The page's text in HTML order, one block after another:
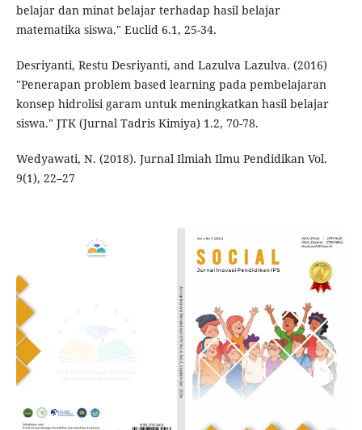
belajar dan minat belajar terhadap hasil belajar
matematika siswa." Euclid 6.1, 25-34.
Desriyanti, Restu Desriyanti, and Lazulva Lazulva. (2016)
"Penerapan problem based learning pada pembelajaran
konsep hidrolisi garam untuk meningkatkan hasil belajar
siswa." JTK (Jurnal Tadris Kimiya) 1.2, 70-78.
Wedyawati, N. (2018). Jurnal Ilmiah Ilmu Pendidikan Vol.
9(1), 22–27